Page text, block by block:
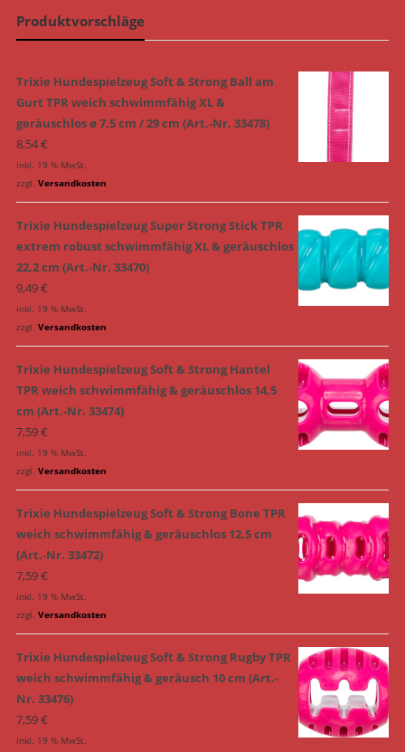
Produktvorschläge
Trixie Hundespielzeug Soft & Strong Ball am
Gurt TPR weich schwimmfähig XL &
geräuschlos ø 7,5 cm / 29 cm (Art.-Nr. 33478)
8,54€
inkl. 19 % MwSt.
zzgl. Versandkosten
Trixie Hundespielzeug Super Strong Stick TPR
extrem robust schwimmfähig XL & geräuschlos
22,2 cm (Art.-Nr. 33470)
9,49€
inkl. 19 % MwSt.
zzgl. Versandkosten
Trixie Hundespielzeug Soft & Strong Hantel
TPR weich schwimmfähig & geräuschlos 14,5
cm (Art.-Nr. 33474)
7,59€
inkl. 19 % MwSt.
zzgl. Versandkosten
Trixie Hundespielzeug Soft & Strong Bone TPR
weich schwimmfähig & geräuschlos 12,5 cm
(Art.-Nr. 33472)
7,59€
inkl. 19 % MwSt.
zzgl. Versandkosten
Trixie Hundespielzeug Soft & Strong Rugby TPR
weich schwimmfähig & geräusch 10 cm (Art.-
Nr. 33476)
7,59€
inkl. 19 % MwSt.